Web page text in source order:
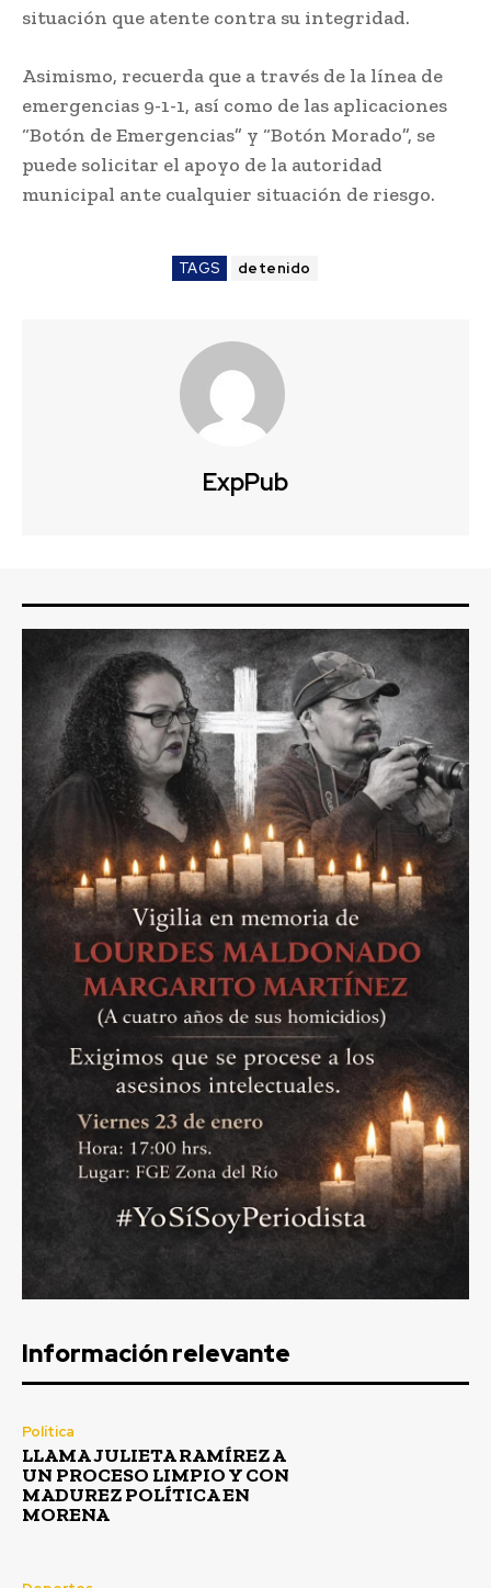
situación que atente contra su integridad.
Asimismo, recuerda que a través de la línea de
emergencias 9-1-1, así como de las aplicaciones
“Botón de Emergencias” y “Botón Morado”, se
puede solicitar el apoyo de la autoridad
municipal ante cualquier situación de riesgo.
TAGS detenido
ExpPub
Información relevante
Política
LLAMA JULIETA RAMÍREZ A
UN PROCESO LIMPIO Y CON
MADUREZ POLÍTICA EN
MORENA